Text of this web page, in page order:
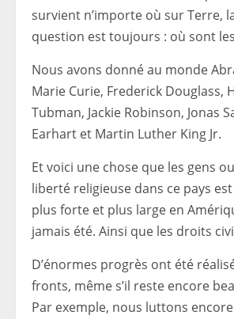
survient n’importe où sur Terre,
question est toujours : où sont
Nous avons donné au monde
Marie Curie, Frederick Douglass,
Tubman, Jackie Robinson, Jonas
Earhart et Martin Luther King Jr.
Et voici une chose que les gens
liberté religieuse dans ce pays
plus forte et plus large en
jamais été. Ainsi que les droits
D’énormes progrès ont été
fronts, même s’il reste encore
Par exemple, nous luttons encore